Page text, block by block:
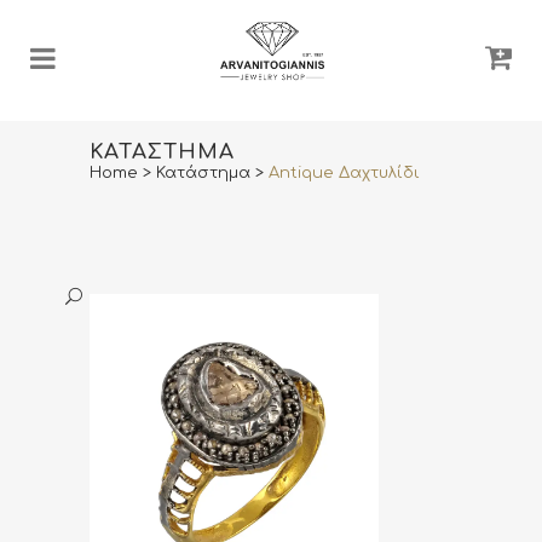
ΚΑΤΆΣΤΗΜΑ
Home > Κατάστημα > Antique Δαχτυλίδι